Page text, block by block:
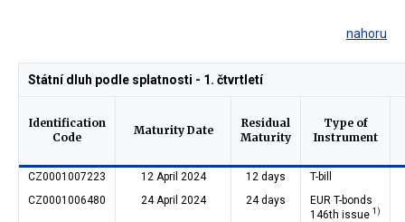
nahoru
Identification
Code
Maturity Date
Residual
Maturity
Type of
Instrument
Státní dluh podle splatnosti - 1. čtvrtletí
CZ0001007223 12 April 2024 12 days
T-bill
CZ0001006480
24 April 2024 24 days
EUR T-bonds
146th issue 1)